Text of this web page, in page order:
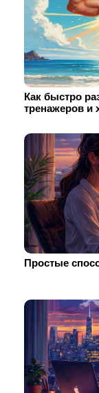
Как быстро
тренажеров и
Простые